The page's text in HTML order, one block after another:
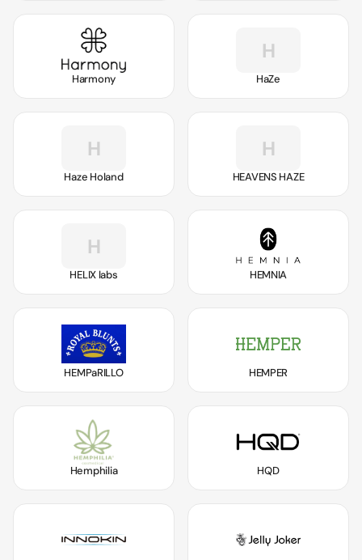
Harmony
H
HaZe
H
Haze Holand
H
HEAVENS HAZE
H
HELIX labs HEMNIA
HEMPaRILLO HEMPER
Hemphilia HQD